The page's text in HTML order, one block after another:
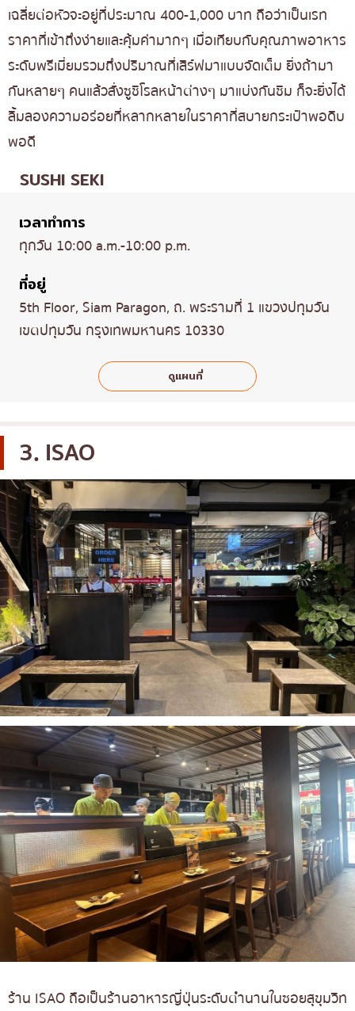
เฉลี่ยต่อหัวจะอยู่ที่ประมาณ 400-1,000 บาท ถือว่าเป็นเรท
ราคาที่เข้าถึงง่ายและคุ้มค่ามากๆ เมื่อเทียบกับคุณภาพอาหาร
ระดับพรีเมี่ยมรวมถึงปริมาณที่เสิร์ฟมาแบบจัดเต็ม ยิ่งถ้ามา
กันหลายๆ คนแล้วสั่งซูชิโรลหน้าต่างๆ มาแบ่งกันชิม ก็จะยิ่งได้
ลิ้มลองความอร่อยที่หลากหลายในราคาที่สบายกระเป๋าพอดิบ
พอดี
SUSHI SEKI
เวลาทำการ
ทุกวัน 10:00 a.m.-10:00 p.m.
ที่อยู่
5th Floor, Siam Paragon, ถ. พระรามที่ 1 แขวงปทุมวัน
เขตปทุมวัน กรุงเทพมหานคร 10330
ดูแผนที่
3. ISAO
ร้าน ISAO ถือเป็นร้านอาหารญี่ปุ่นระดับตำนานในซอยสุขุมวิท